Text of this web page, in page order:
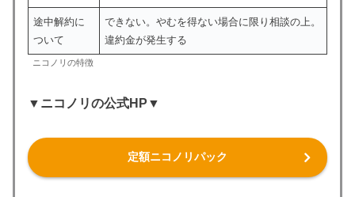
途中解約に
ついて
できない。やむを得ない場合に限り相談の上。
違約金が発生する
ニコノリの特徴
▼ニコノリの公式HP▼
定額ニコノリパック